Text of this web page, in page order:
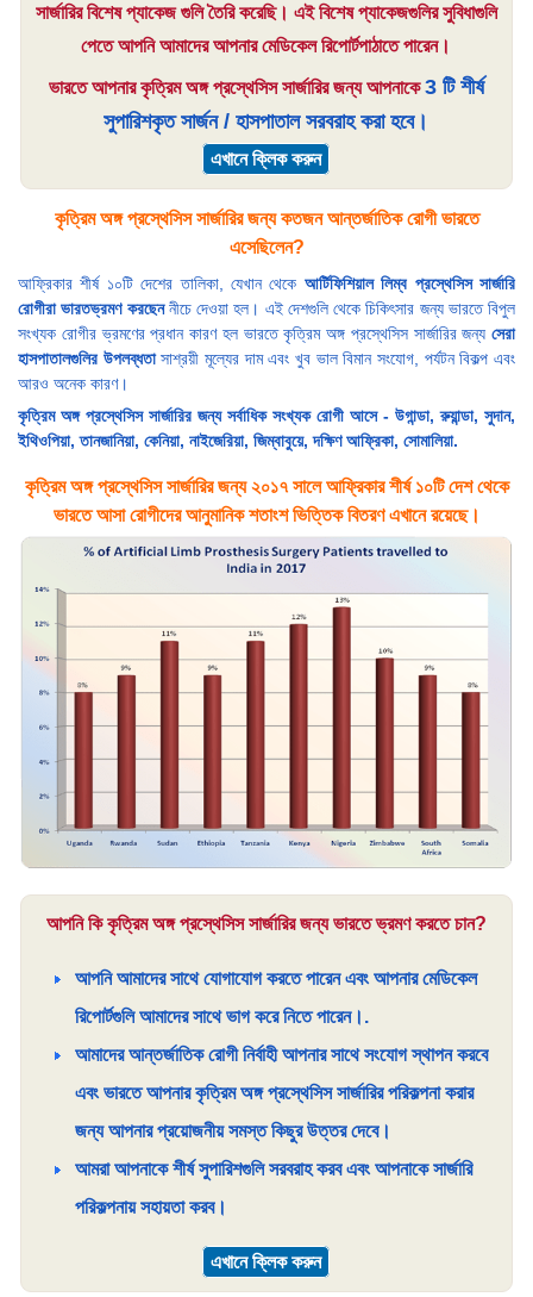
সার্জারির বিশেষ প্যাকেজ গুলি তৈরি করেছি। এই বিশেষ প্যাকেজগুলির সুবিধাগুলি
পেতে আপনি আমাদের আপনার মেডিকেল রিপোর্টপাঠাতে পারেন।
ভারতে আপনার কৃত্রিম অঙ্গ প্রস্থেসিস সার্জারির জন্য আপনাকে3 টি শীর্ষ
সুপারিশকৃত সার্জন / হাসপাতাল সরবরাহ করা হবে।
এখানে ক্লিক করুন
কৃত্রিম অঙ্গ প্রস্থেসিস সার্জারির জন্য কতজন আন্তর্জাতিক রোগী ভারতে
এসেছিলেন?
আফ্রিকার শীর্ষ ১০টি দেশের তালিকা, যেখান থেকে আর্টিফিশিয়াল লিম্ব প্রস্থেসিস সার্জারি
রোগীরা ভারতভ্রমণ করছেননীচে দেওয়া হল। এই দেশগুলি থেকে চিকিৎসার জন্য ভারতে বিপুল
সংখ্যক রোগীর ভ্রমণের প্রধান কারণ হল ভারতে কৃত্রিম অঙ্গ প্রস্থেসিস সার্জারির জন্য সেরা
হাসপাতালগুলির উপলব্ধতাসাশ্রয়ী মূল্যের দাম এবং খুব ভাল বিমান সংযোগ, পর্যটন বিকল্প এবং
আরও অনেক কারণ।
কৃত্রিম অঙ্গ প্রস্থেসিস সার্জারির জন্য সর্বাধিক সংখ্যক রোগী আসে - উগান্ডা, রুয়ান্ডা, সুদান,
ইথিওপিয়া, তানজানিয়া, কেনিয়া, নাইজেরিয়া, জিম্বাবুয়ে, দক্ষিণ আফ্রিকা, সোমালিয়া.
কৃত্রিম অঙ্গ প্রস্থেসিস সার্জারির জন্য ২০১৭ সালে আফ্রিকার শীর্ষ ১০টি দেশ থেকে
ভারতে আসা রোগীদের আনুমানিক শতাংশ ভিত্তিক বিতরণ এখানে রয়েছে।
আপনি কি কৃত্রিম অঙ্গ প্রস্থেসিস সার্জারির জন্য ভারতে ভ্রমণ করতে চান?
আপনি আমাদের সাথে যোগাযোগ করতে পারেন এবং আপনার মেডিকেল
রিপোর্টগুলি আমাদের সাথে ভাগ করে নিতে পারেন।.
আমাদের আন্তর্জাতিক রোগী নির্বাহী আপনার সাথে সংযোগ স্থাপন করবে
এবং ভারতে আপনার কৃত্রিম অঙ্গ প্রস্থেসিস সার্জারির পরিকল্পনা করার
জন্য আপনার প্রয়োজনীয় সমস্ত কিছুর উত্তর দেবে।
আমরা আপনাকে শীর্ষ সুপারিশগুলি সরবরাহ করব এবং আপনাকে সার্জারি
পরিকল্পনায় সহায়তা করব।
এখানে ক্লিক করুন